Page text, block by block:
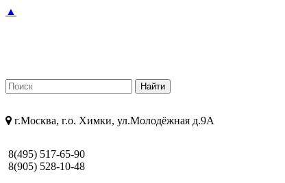
▲
г.Москва, г.о. Химки, ул.Молодёжная д.9А
8(495) 517-65-90
8(905) 528-10-48